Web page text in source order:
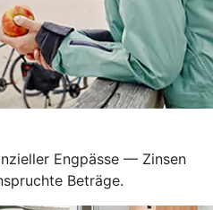
Engpässe — Zinsen
Beträge.